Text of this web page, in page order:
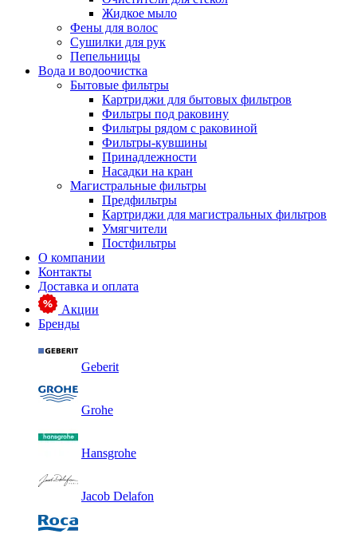
Жидкое мыло
Фены для волос
Сушилки для рук
Пепельницы
Вода и водоочистка
Бытовые фильтры
Картриджи для бытовых фильтров
Фильтры под раковину
Фильтры рядом с раковиной
Фильтры-кувшины
Принадлежности
Насадки на кран
Магистральные фильтры
Предфильтры
Картриджи для магистральных фильтров
Умягчители
Постфильтры
О компании
Контакты
Доставка и оплата
Акции
Бренды
Geberit
Grohe
Hansgrohe
Jacob Delafon